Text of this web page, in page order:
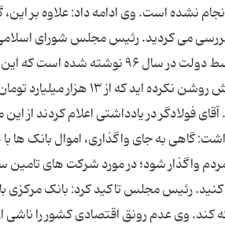
نشده است. وی ادامه داد: علاوه بر
آیین نامه های آن توسط دولت در
همچنین در این گزارش روشن
گاهی به جای واگذاری، اموال بانک ها
واگذار شود؛ در مورد شرکت های تامین
وی عدم رونق اقتصادی کشور را ناشی